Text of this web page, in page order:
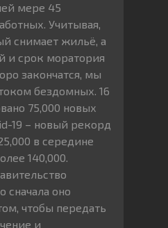
мере 45
Учитывая,
снимает жильё, а
и срок моратория
закончатся, мы
бездомных. 16
75,000 новых
19 – новый рекорд
в середине
140,000.
сначала оно
чтобы передать
и